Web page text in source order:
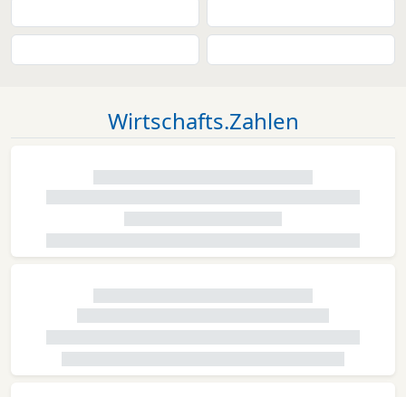
Wirtschafts.Zahlen